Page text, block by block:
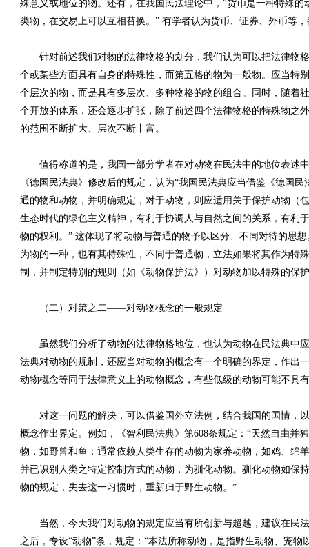
殊意义或地位的物。还有，在我国民法理论中，“货币是一种特殊
类物，在交易上可以互相替换。” 有学者认为货币、证券、外币等
针对前述我们对物的法律物格的划分，我们认为可以把法律物
个或某些方面具有自身的特殊性，而第五格的物为一般物。应当特
个层次的物，而是具有多层次、多种物格的物的组合。同时，随着
个开放的体系，还会逐步扩张，除了前述四个法律物格的特殊物之
的范围不断扩大、层次不断丰富。
值得称道的是，我国一部分学者在对动物在民法中的地位表述
《德国民法典》修改后的规定，认为“我国民法典应当借鉴《德国
通的物和动物，并明确规定，对于动物，则应适用关于保护动物（
生态时代的绿色主义精神，有利于协调人与自然之间的关系，有利
物的权利。” 这体现了将动物与普通的物予以区分、不同对待的思
为物的一种，也有其特殊性，不同于普通物，立法如果将其作为特
制，并制定特别的规则（如《动物保护法》）对动物加以特殊的保
（二）对策之二――对动物概念的一般规定
虽然我们分析了动物的法律物格地位，也认为动物在民法典中
法典对动物的规制，还应当对动物的概念有一个明确的界定，作出
动物概念等同于法律意义上的动物概念，有些低级的动物可能不具
对这一问题的解决，可以借鉴国外立法例，结合我国的国情，
概念作出界定。例如，《智利民法典》第608条规定：“天然自由并
物，如野兽和鱼；通常依赖人类生存的动物为家养动物，如鸡、绵
并已识别人类之特定控制方式的动物，为驯化动物。驯化动物如保
物的规定，失去这一习惯时，重新归于野生动物。”
当然，今天我们对动物的规定应当有所创新与超越，建议在民
之后，专设“动物”条，规定：“本法所称动物，是指野生动物、宠